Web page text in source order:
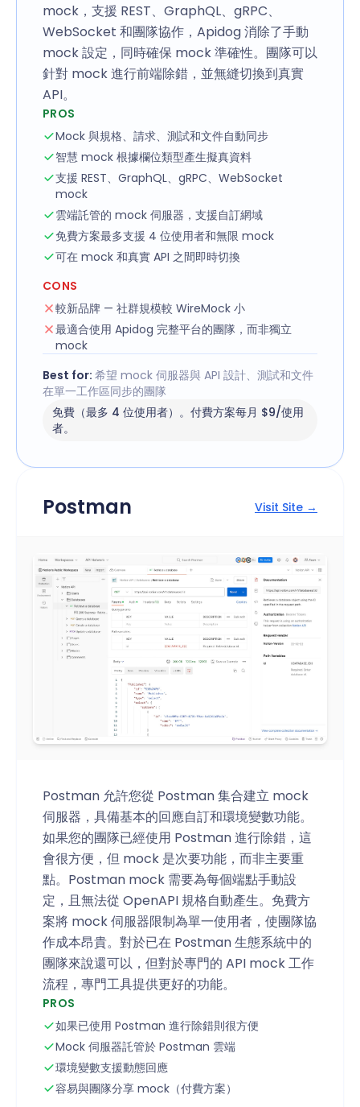
mock，支援 REST、GraphQL、gRPC、
WebSocket 和團隊協作，Apidog 消除了手動
mock 設定，同時確保 mock 準確性。團隊可以
針對 mock 進行前端除錯，並無縫切換到真實
API。
PROS
Mock 與規格、請求、測試和文件自動同步
智慧 mock 根據欄位類型產生擬真資料
支援 REST、GraphQL、gRPC、WebSocket
mock
雲端託管的 mock 伺服器，支援自訂網域
免費方案最多支援 4 位使用者和無限 mock
可在 mock 和真實 API 之間即時切換
CONS
較新品牌 — 社群規模較 WireMock 小
最適合使用 Apidog 完整平台的團隊，而非獨立
mock
Best for: 希望 mock 伺服器與 API 設計、測試和文件
在單一工作區同步的團隊
免費（最多 4 位使用者）。付費方案每月 $9/使用
者。
Postman Visit Site →
Postman 允許您從 Postman 集合建立 mock
伺服器，具備基本的回應自訂和環境變數功能。
如果您的團隊已經使用 Postman 進行除錯，這
會很方便，但 mock 是次要功能，而非主要重
點。Postman mock 需要為每個端點手動設
定，且無法從 OpenAPI 規格自動產生。免費方
案將 mock 伺服器限制為單一使用者，使團隊協
作成本昂貴。對於已在 Postman 生態系統中的
團隊來說還可以，但對於專門的 API mock 工作
流程，專門工具提供更好的功能。
PROS
如果已使用 Postman 進行除錯則很方便
Mock 伺服器託管於 Postman 雲端
環境變數支援動態回應
容易與團隊分享 mock（付費方案）